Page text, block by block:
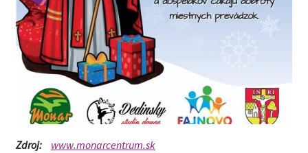
Zdroj: www.monarcentrum.sk